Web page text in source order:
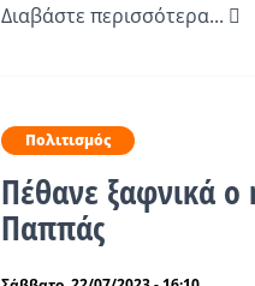
Διαβάστε περισσότερα...
Πολιτισμός
Πέθανε ξαφνικά ο
Παππάς